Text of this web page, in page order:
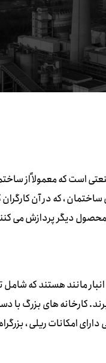
است که معمولاً از
، که در آن کارگران
محصول دیگر پردازش می
انبار مانند هستند که
کارخانه های بزرگ با
امکانات ریلی ، بزرگراه